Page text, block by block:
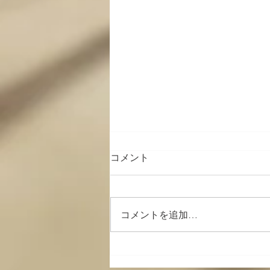
身体を動かしたい人へ
コメント
コメントを追加…